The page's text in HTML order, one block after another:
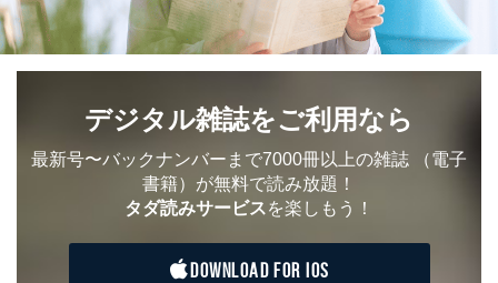
F.非開示事由について
以下の(1)～(7)に該当する場合は、非開示とさせていた
(1)申請書に記載されている住所、本人確認のための書
類に記載されている住所、当社に登録されている住所が
一致しないときなど本人が確認できない場合
(2)代理人による申請に際して､代理権が確認できない場
デジタル雑誌をご利用なら
最新号〜バックナンバーまで7000冊以上の雑誌 （電子
書籍）が無料で読み放題！
タダ読みサービスを楽しもう！
DOWNLOAD FOR IOS